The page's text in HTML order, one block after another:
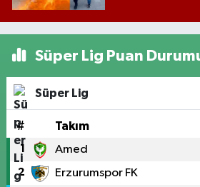
Süper Lig Puan
Süper Lig
# Takım
1 Amed
2 Erzurumspor FK